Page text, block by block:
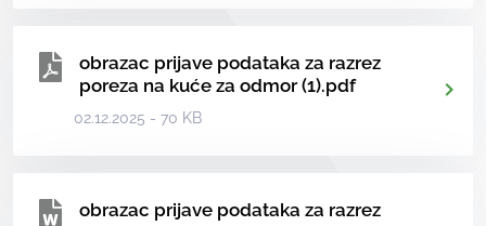
obrazac prijave podataka za razrez
poreza na kuće za odmor (1).pdf
02.12.2025 - 70 KB
obrazac prijave podataka za razrez